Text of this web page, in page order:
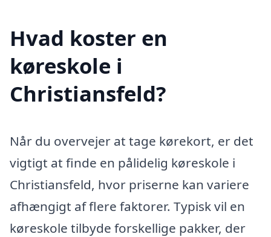
Hvad koster en
køreskole i
Christiansfeld?
Når du overvejer at tage kørekort, er det
vigtigt at finde en pålidelig køreskole i
Christiansfeld, hvor priserne kan variere
afhængigt af flere faktorer. Typisk vil en
køreskole tilbyde forskellige pakker, der